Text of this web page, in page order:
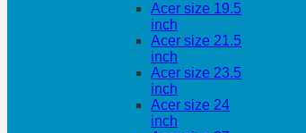
Acer size 19.5
inch
Acer size 21.5
inch
Acer size 23.5
inch
Acer size 24
inch